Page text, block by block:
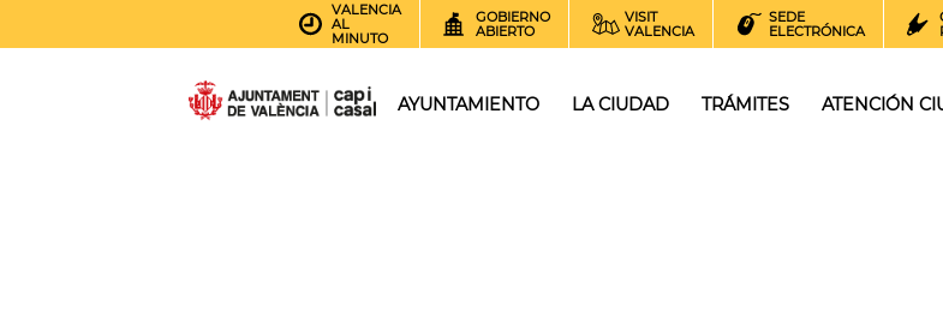
VALENCIA
AL
MINUTO
GOBIERNO
ABIERTO
VISIT
VALENCIA
SEDE
ELECTRÓNICA
AYUNTAMIENTO LA CIUDAD TRÁMITES ATENCIÓN